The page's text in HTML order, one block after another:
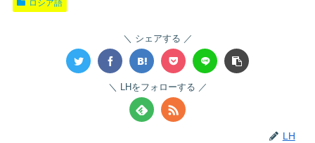
ロシア語
シェアする
LHをフォローする
LH